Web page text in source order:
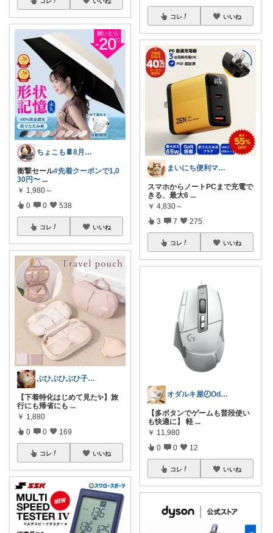
ちょこも🍫8月の推し♡お買物メモ
衝撃セール#先着クーポンで1,0
30円〜 ...
￥ 1,980～
0 0 538
コレ いいね
ぶひぶひぶひ子・暑いの苦手・・・辛い
【下着特化はじめて見た✨】旅
行にも帰省にも ...
￥ 1,880
0 0 169
コレ いいね
コレ いいね
まいにち便利マーケット
スマホからノートPCまで充電で
きる、最大6 ...
￥ 4,830～
3 7 275
コレ いいね
オダルキ屋🕗Oda-ruki08
【多ボタンでゲームも普段使い
も快適に】 軽 ...
￥ 11,980
0 0 12
コレ いいね